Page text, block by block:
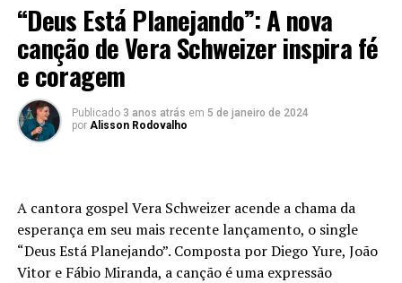
“Deus Está Planejando”: A nova
canção de Vera Schweizer inspira fé
e coragem
Publicado 3 anos atrás em 5 de janeiro de 2024
por Alisson Rodovalho
A cantora gospel Vera Schweizer acende a chama da
esperança em seu mais recente lançamento, o single
“Deus Está Planejando”. Composta por Diego Yure, João
Vitor e Fábio Miranda, a canção é uma expressão